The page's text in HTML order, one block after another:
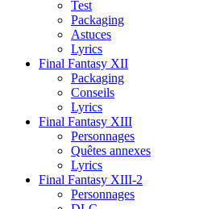
Test
Packaging
Astuces
Lyrics
Final Fantasy XII
Packaging
Conseils
Lyrics
Final Fantasy XIII
Personnages
Quêtes annexes
Lyrics
Final Fantasy XIII-2
Personnages